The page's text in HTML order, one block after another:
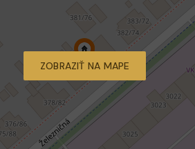
ZOBRAZIŤ NA MAPE